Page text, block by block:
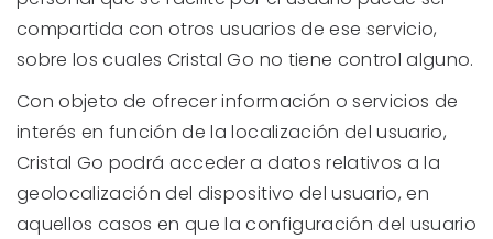
compartida con otros usuarios de ese servicio,
sobre los cuales Cristal Go no tiene control alguno.
Con objeto de ofrecer información o servicios de
interés en función de la localización del usuario,
Cristal Go podrá acceder a datos relativos a la
geolocalización del dispositivo del usuario, en
aquellos casos en que la configuración del usuario